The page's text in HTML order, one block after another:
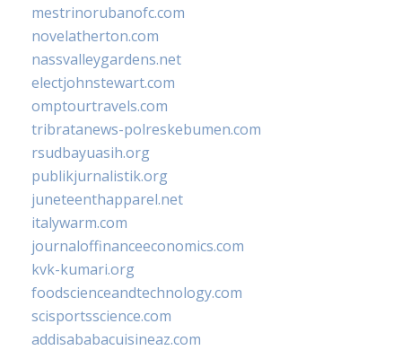
mestrinorubanofc.com
novelatherton.com
nassvalleygardens.net
electjohnstewart.com
omptourtravels.com
tribratanews-polreskebumen.com
rsudbayuasih.org
publikjurnalistik.org
juneteenthapparel.net
italywarm.com
journaloffinanceeconomics.com
kvk-kumari.org
foodscienceandtechnology.com
scisportsscience.com
addisababacuisineaz.com